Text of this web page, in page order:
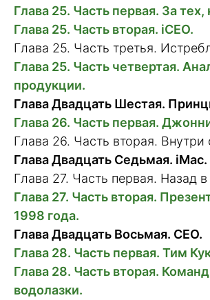
Глава 25. Часть первая. За тех,
Глава 25. Часть вторая. iCEO.
Глава 25. Часть третья.
Глава 25. Часть четвертая.
продукции.
Глава Двадцать Шестая.
Глава 26. Часть первая.
Глава 26. Часть вторая. Внутри
Глава Двадцать Седьмая. iMac.
Глава 27. Часть первая. Назад
Глава 27. Часть вторая.
1998 года.
Глава Двадцать Восьмая. CEO.
Глава 28. Часть первая. Тим
Глава 28. Часть вторая.
водолазки.